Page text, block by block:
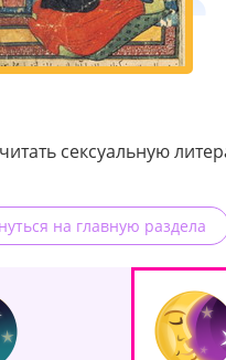
сексуальную
на главную раздела